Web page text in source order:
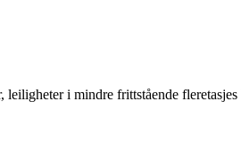
i mindre frittstående